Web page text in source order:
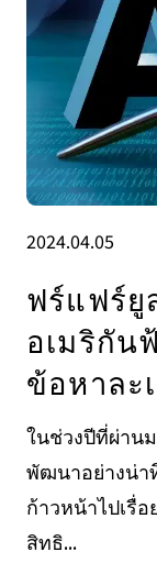
2024.04.05
ฟร์แฟร์ยู
อเมริกัน
ข้อหาละ
ในช่วงปีที่ผ่าน
พัฒนาอย่างน่า
ก้าวหน้าไปเรื่
สิทธิ...